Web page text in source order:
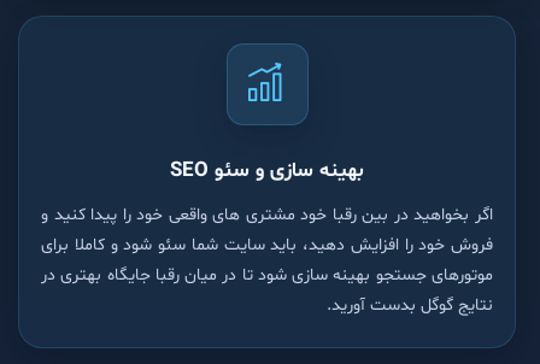
بهینه سازی و سئو SEO
اگر بخواهید در بین رقبا خود مشتری های واقعی خود را پیدا کنید و
فروش خود را افزایش دهید، باید سایت شما سئو شود و کاملا برای
موتورهای جستجو بهینه سازی شود تا در میان رقبا جایگاه بهتری در
نتایج گوگل بدست آورید.